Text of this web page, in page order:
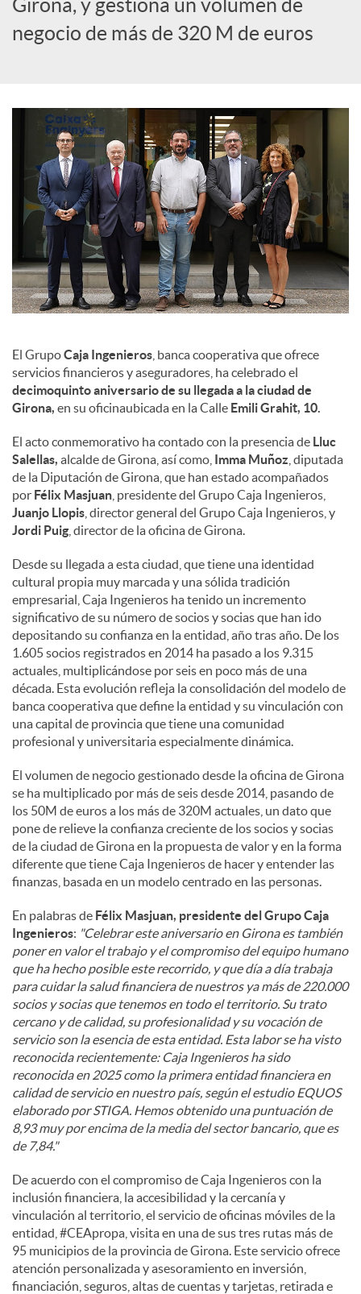
c
e
s
Girona, y gestiona un volumen de
negocio de más de 320 M de euros
El GrupoCaja Ingenieros , banca cooperativa que ofrece
servicios financieros y aseguradores, ha celebrado el
decimoquinto aniversario de su llegada a la ciudad de
Girona, en su oficinaubicada en la Calle Emili Grahit, 10.
El acto conmemorativo ha contado con la presencia de Lluc
Salellas, alcalde de Girona, así como, Imma Muñoz , diputada
de la Diputación de Girona, que han estado acompañados
por Félix Masjuan , presidente del Grupo Caja Ingenieros,
Juanjo Llopis , director general del Grupo Caja Ingenieros, y
Jordi Puig , director de la oficina de Girona.
Desde su llegada a esta ciudad, que tiene una identidad
cultural propia muy marcada y una sólida tradición
empresarial, Caja Ingenieros ha tenido un incremento
significativo de su número de socios y socias que han ido
depositando su confianza en la entidad, año tras año. De los
1.605 socios registrados en 2014 ha pasado a los 9.315
actuales, multiplicándose por seis en poco más de una
década. Esta evolución refleja la consolidación del modelo de
banca cooperativa que define la entidad y su vinculación con
una capital de provincia que tiene una comunidad
profesional y universitaria especialmente dinámica.
El volumen de negocio gestionado desde la oficina de Girona
se ha multiplicado por más de seis desde 2014, pasando de
los 50M de euros a los más de 320M actuales, un dato que
pone de relieve la confianza creciente de los socios y socias
de la ciudad de Girona en la propuesta de valor y en la forma
diferente que tiene Caja Ingenieros de hacer y entender las
finanzas, basada en un modelo centrado en las personas.
En palabras de Félix Masjuan, presidente del Grupo Caja
Ingenieros: "Celebrar este aniversario en Girona es también
poner en valor el trabajo y el compromiso del equipo humano
que ha hecho posible este recorrido, y que día a día trabaja
para cuidar la salud financiera de nuestros ya más de 220.000
socios y socias que tenemos en todo el territorio. Su trato
cercano y de calidad, su profesionalidad y su vocación de
servicio son la esencia de esta entidad. Esta labor se ha visto
reconocida recientemente: Caja Ingenieros ha sido
reconocida en 2025 como la primera entidad financiera en
calidad de servicio en nuestro país, según el estudio EQUOS
elaborado por STIGA. Hemos obtenido una puntuación de
8,93 muy por encima de la media del sector bancario, que es
de 7,84."
De acuerdo con el compromiso de Caja Ingenieros con la
inclusión financiera, la accesibilidad y la cercanía y
vinculación al territorio, el servicio de oficinas móviles de la
entidad, #CEApropa, visita en una de sus tres rutas más de
95 municipios de la provincia de Girona. Este servicio ofrece
atención personalizada y asesoramiento en inversión,
financiación, seguros, altas de cuentas y tarjetas, retirada e